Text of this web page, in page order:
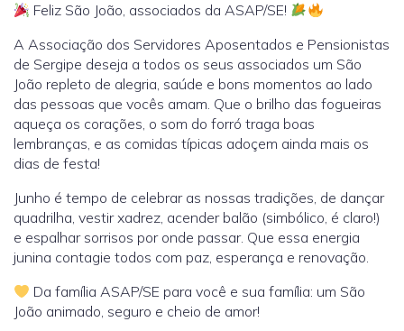
Feliz São João, associados da ASAP/SE!
A Associação dos Servidores Aposentados e Pensionistas
de Sergipe deseja a todos os seus associados um São
João repleto de alegria, saúde e bons momentos ao lado
das pessoas que vocês amam. Que o brilho das fogueiras
aqueça os corações, o som do forró traga boas
lembranças, e as comidas típicas adoçem ainda mais os
dias de festa!
Junho é tempo de celebrar as nossas tradições, de dançar
quadrilha, vestir xadrez, acender balão (simbólico, é claro!)
e espalhar sorrisos por onde passar. Que essa energia
junina contagie todos com paz, esperança e renovação.
Da família ASAP/SE para você e sua família: um São
João animado, seguro e cheio de amor!